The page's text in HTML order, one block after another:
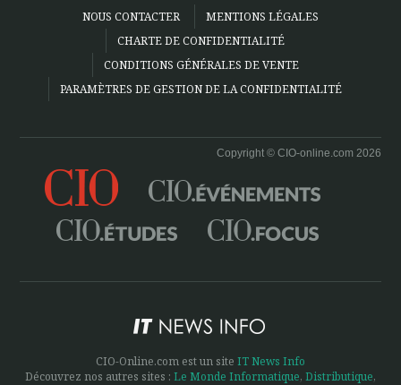
NOUS CONTACTER
MENTIONS LÉGALES
CHARTE DE CONFIDENTIALITÉ
CONDITIONS GÉNÉRALES DE VENTE
PARAMÈTRES DE GESTION DE LA CONFIDENTIALITÉ
Copyright © CIO-online.com 2026
CIO-Online.com est un site IT News Info
Découvrez nos autres sites : Le Monde Informatique, Distributique,